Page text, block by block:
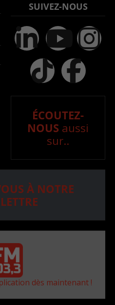
SUIVEZ-NOUS
ÉCOUTEZ-
NOUS aussi
sur..
À NOTRE
dès maintenant !